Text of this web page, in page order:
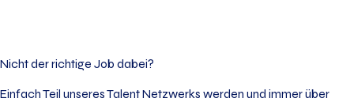
Nicht der richtige Job dabei?
Einfach Teil unseres Talent Netzwerks werden und immer über